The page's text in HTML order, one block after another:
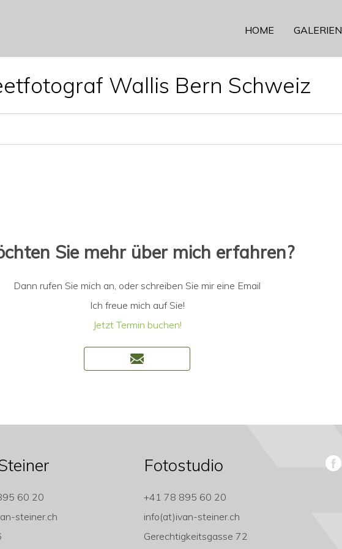
HOME GALERIEN
Wallis Bern Schweiz
Sie mehr über mich erfahren?
Dann rufen Sie mich an, oder schreiben Sie mir eine Email
Ich freue mich auf Sie!
Jetzt Termin buchen!
60 20
steiner.ch
Fotostudio
+41 78 895 60 20
info(at)ivan-steiner.ch
Gerechtigkeitsgasse 72